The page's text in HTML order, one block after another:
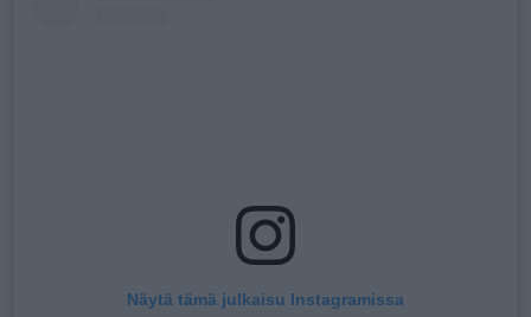
Näytä tämä julkaisu Instagramissa